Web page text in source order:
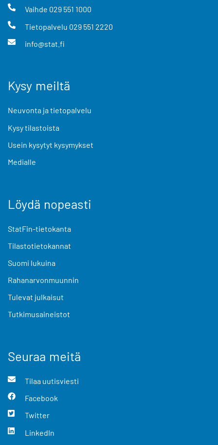
Vaihde 029 551 1000
Tietopalvelu 029 551 2220
info@stat.fi
Kysy meiltä
Neuvonta ja tietopalvelu
Kysy tilastoista
Usein kysytyt kysymykset
Medialle
Löydä nopeasti
StatFin-tietokanta
Tilastotietokannat
Suomi lukuina
Rahanarvonmuunnin
Tulevat julkaisut
Tutkimusaineistot
Seuraa meitä
Tilaa uutisviesti
Facebook
Twitter
LinkedIn